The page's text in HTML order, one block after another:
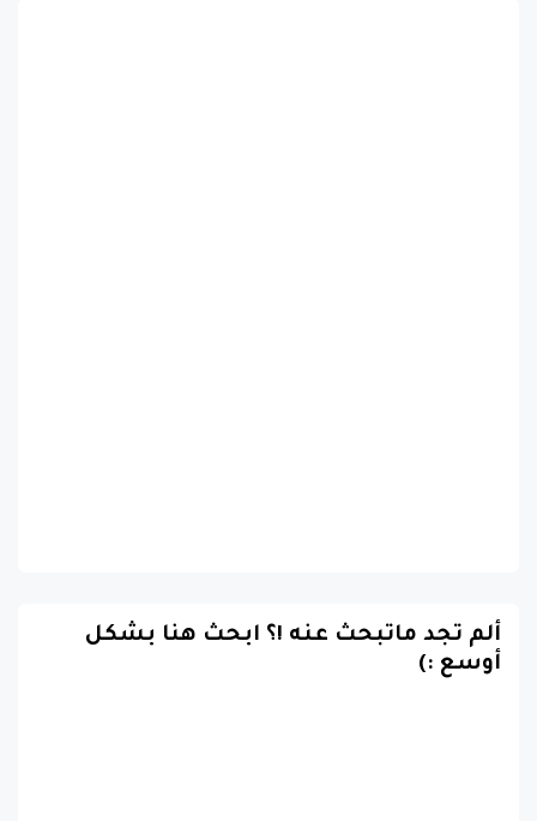
ألم تجد ماتبحث عنه !؟ ابحث هنا بشكل
أوسع :)